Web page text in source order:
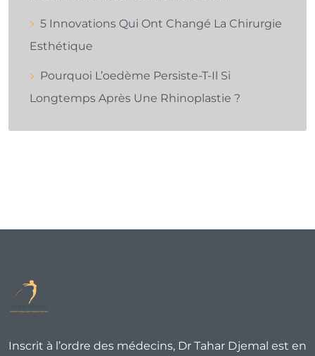
5 Innovations Qui Ont Changé La Chirurgie
Esthétique
Pourquoi L’oedème Persiste-T-Il Si
Longtemps Après Une Rhinoplastie ?
Inscrit à l’ordre des médecins, Dr Tahar Djemal est en